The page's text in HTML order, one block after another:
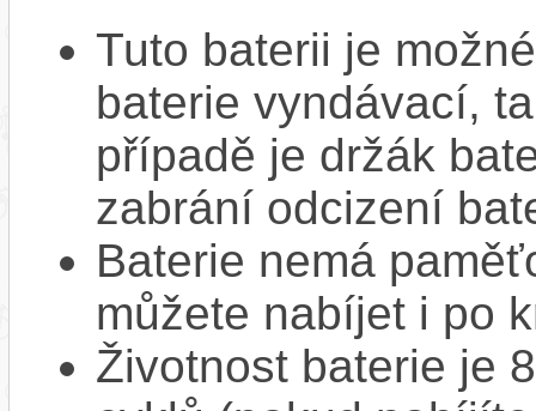
Tuto baterii je
baterie vyndávací,
případě je držák
zabrání odcizení
Baterie nemá
můžete nabíjet i po
Životnost baterie je